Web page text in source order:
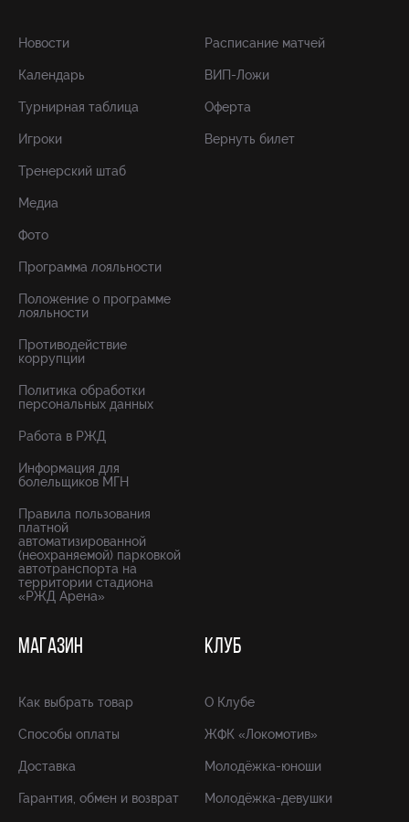
Новости
Календарь
Турнирная таблица
Игроки
Тренерский штаб
Медиа
Фото
Программа лояльности
Положение о программе
лояльности
Противодействие
коррупции
Политика обработки
персональных данных
Работа в РЖД
Информация для
болельщиков МГН
Правила пользования
платной
автоматизированной
(неохраняемой) парковкой
автотранспорта на
территории стадиона
«РЖД Арена»
Расписание матчей
ВИП-Ложи
Оферта
Вернуть билет
МАГАЗИН
Как выбрать товар
Способы оплаты
Доставка
Гарантия, обмен и возврат
КЛУБ
О Клубе
ЖФК «Локомотив»
Молодёжка-юноши
Молодёжка-девушки